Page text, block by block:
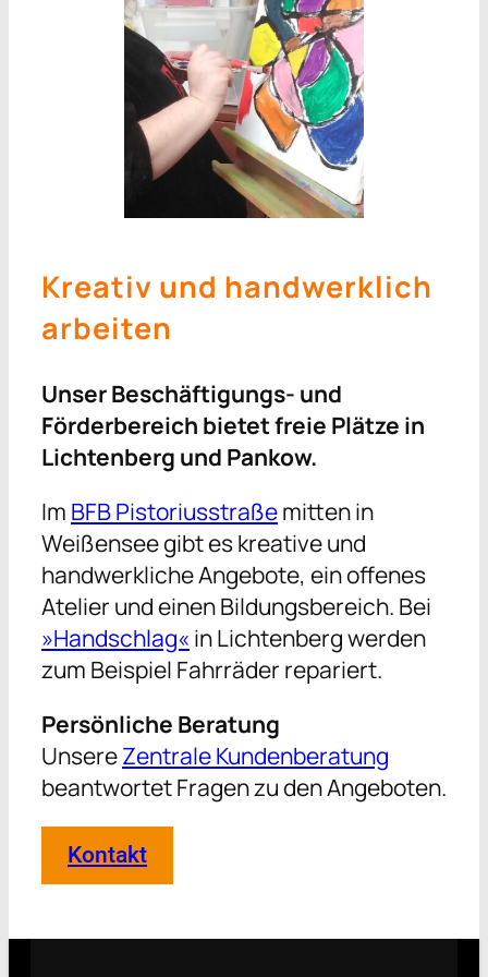
Kreativ und handwerklich
arbeiten
Unser Beschäftigungs- und
Förderbereich bietet freie Plätze in
Lichtenberg und Pankow.
Im BFB Pistoriusstraßemitten in
Weißensee gibt es kreative und
handwerkliche Angebote, ein offenes
Atelier und einen Bildungsbereich. Bei
»Handschlag« in Lichtenberg werden
zum Beispiel Fahrräder repariert.
Persönliche Beratung
UnsereZentrale Kundenberatung
beantwortet Fragen zu den Angeboten.
Kontakt